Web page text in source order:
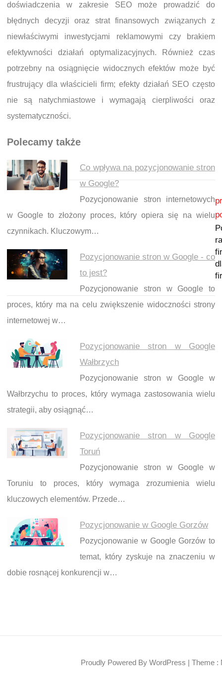
doświadczenia w zakresie SEO może prowadzić do
błędnych decyzji oraz strat finansowych związanych z
niewłaściwymi inwestycjami reklamowymi czy brakiem
efektywności działań optymalizacyjnych. Również czas
potrzebny na osiągnięcie widocznych efektów może być
frustrujący dla właścicieli firm; efekty działań SEO często
nie są natychmiastowe i wymagają cierpliwości oraz
systematyczności.
Polecamy także
Co wpływa na pozycjonowanie stron
w Google?
Pozycjonowanie stron internetowych
w Google to złożony proces, który opiera się na wielu
czynnikach. Kluczowym…
Pozycjonowanie stron w Google - co
to jest?
Pozycjonowanie stron w Google to
proces, który ma na celu zwiększenie widoczności strony
internetowej w…
Pozycjonowanie stron w Google
Wałbrzych
Pozycjonowanie stron w Google w
Wałbrzychu to proces, który wymaga zastosowania wielu
strategii, aby osiągnąć…
Pozycjonowanie stron w Google
Toruń
Pozycjonowanie stron w Google w
Toruniu to proces, który wymaga zrozumienia wielu
kluczowych elementów. Przede…
Pozycjonowanie w Google Gorzów
Pozycjonowanie w Google Gorzów to
temat, który zyskuje na znaczeniu w
dobie rosnącej konkurencji w…
Nawigacja wpisu
Proudly Powered By WordPress | Theme :